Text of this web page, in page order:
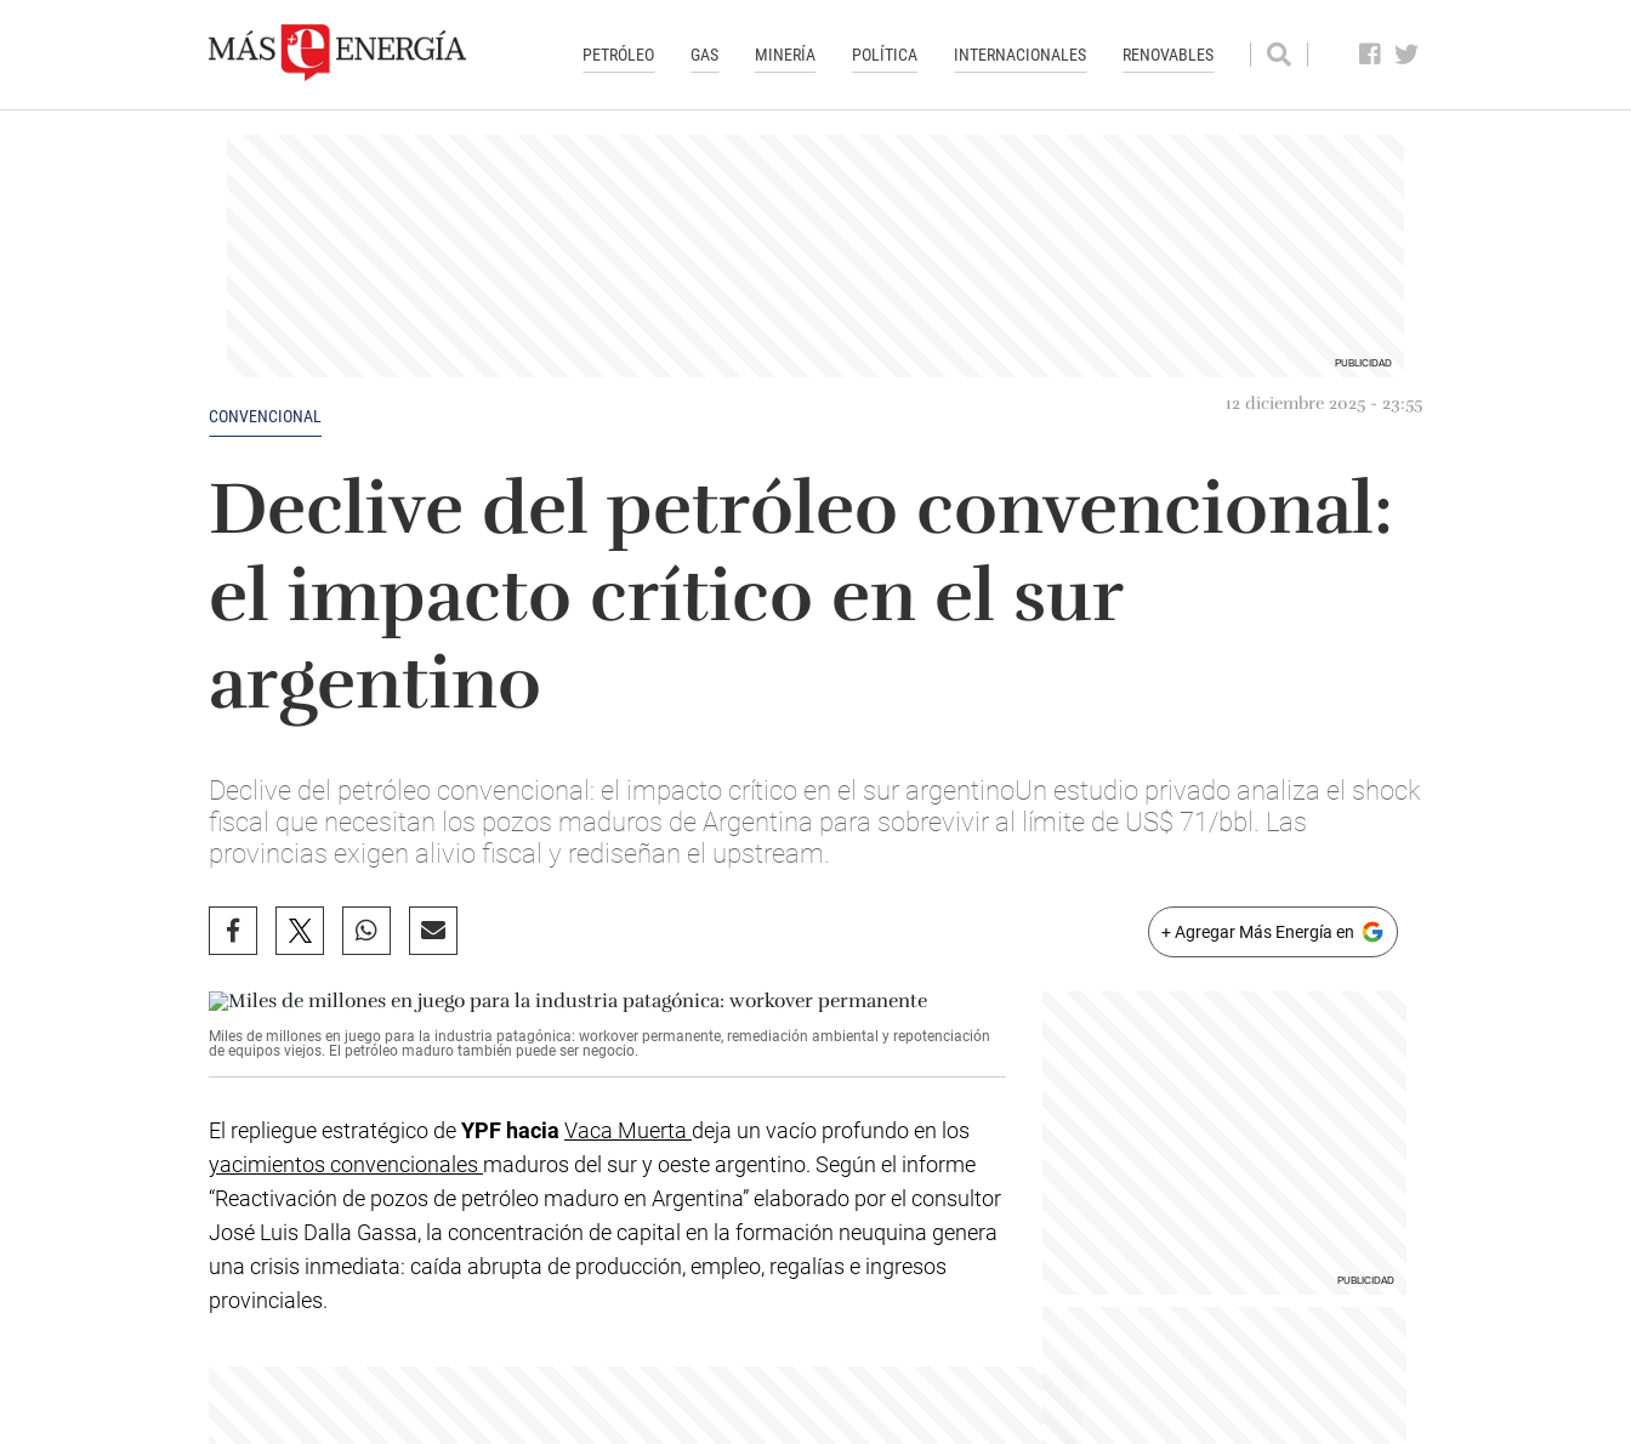
PETRÓLEO GAS MINERÍA POLÍTICA INTERNACIONALES RENOVABLES
CONVENCIONAL
12 diciembre 2025 - 23:55
Declive del petróleo convencional:
el impacto crítico en el sur
argentino
Declive del petróleo convencional: el impacto crítico en el sur argentinoUn estudio privado analiza el shock
fiscal que necesitan los pozos maduros de Argentina para sobrevivir al límite de US$ 71/bbl. Las
provincias exigen alivio fiscal y rediseñan el upstream.
+ Agregar Más Energía en
Miles de millones en juego para la industria patagónica: workover permanente, remediación ambiental y repotenciación
de equipos viejos. El petróleo maduro también puede ser negocio.
El repliegue estratégico deYPF hacia Vaca Muerta deja un vacío profundo en los
yacimientos convencionales maduros del sur y oeste argentino. Según el informe
“Reactivación de pozos de petróleo maduro en Argentina” elaborado por el consultor
José Luis Dalla Gassa, la concentración de capital en la formación neuquina genera
una crisis inmediata: caída abrupta de producción, empleo, regalías e ingresos
provinciales.